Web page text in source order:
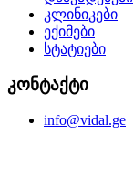
კლინიკები
ექიმები
სტატიები
კონტაქტი
info@vidal.ge